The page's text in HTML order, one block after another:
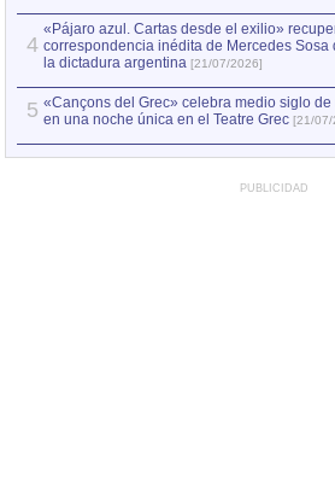
4
«Pájaro azul. Cartas desde el exilio»
correspondencia inédita de Mercedes Sosa
la dictadura argentina [21/07/2026]
5 «Cançons del Grec» celebra medio siglo de
en una noche única en el Teatre Grec [21/07/
PUBLICIDAD